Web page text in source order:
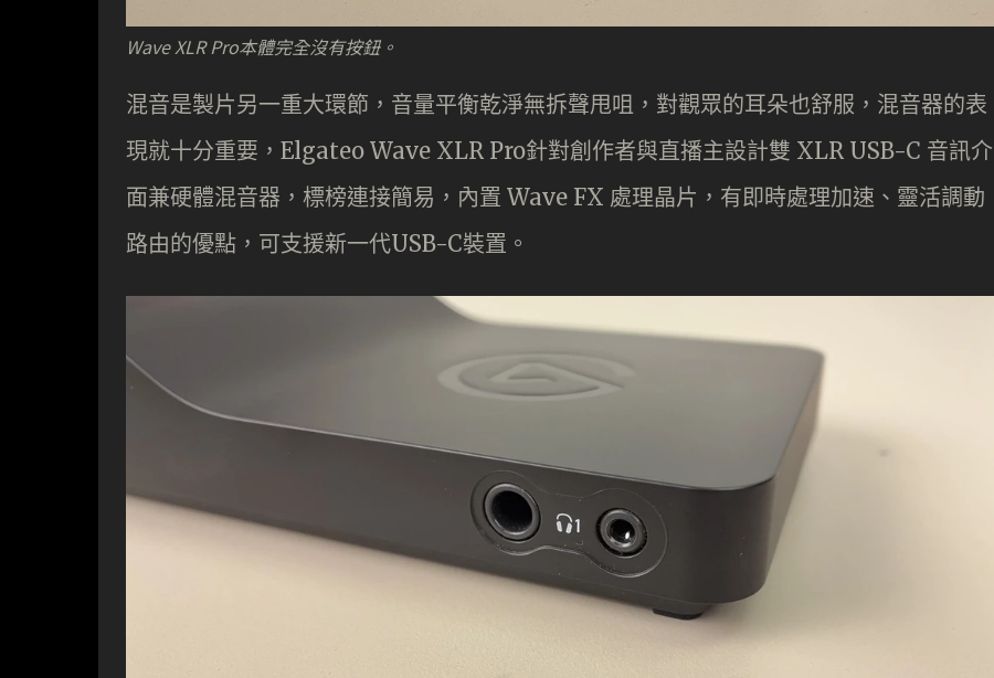
Wave XLR Pro本體完全沒有按鈕。
混音是製片另一重大環節，音量平衡乾淨無拆聲甩咀，對觀眾的耳朵也舒服，混音器的表
現就十分重要，Elgateo Wave XLR Pro針對創作者與直播主設計雙 XLR USB-C 音訊介
面兼硬體混音器，標榜連接簡易，內置 Wave FX 處理晶片，有即時處理加速、靈活調動
路由的優點，可支援新一代USB-C裝置。